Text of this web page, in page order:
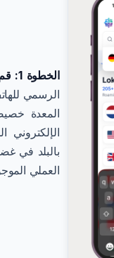
الخطوة 1: قم بزيارة تطبيق eSIMfo:
الرسمي
المعدة
بالبلد في
العملي